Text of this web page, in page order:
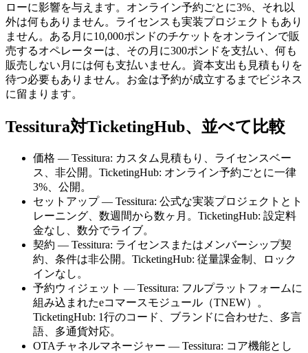
ローに影響を与えます。オンライン予約ごとに3%、それ以
外は何もありません。ライセンスも実装プロジェクトもあり
ません。ある月に10,000ポンドのチケットをオンラインで販
売するオペレーターは、その月に300ポンドを支払い、何も
販売しない月には何も支払いません。資本支出も見積もりを
待つ必要もありません。お金は予約が成立するまでビジネス
に留まります。
Tessitura対TicketingHub、並べて比較
価格 — Tessitura: カスタム見積もり、ライセンスベー
ス、非公開。TicketingHub: オンライン予約ごとに一律
3%、公開。
セットアップ — Tessitura: 公式な実装プロジェクトとト
レーニング、数週間から数ヶ月。TicketingHub: 設定料
金なし、数分でライブ。
契約 — Tessitura: ライセンスまたはメンバーシップ契
約、条件は非公開。TicketingHub: 従量課金制、ロック
インなし。
予約ウィジェット — Tessitura: フルプラットフォームに
組み込まれたeコマースモジュール（TNEW）。
TicketingHub: 1行のコード、ブランドに合わせた、多言
語、多通貨対応。
OTAチャネルマネージャー — Tessitura: コア機能とし